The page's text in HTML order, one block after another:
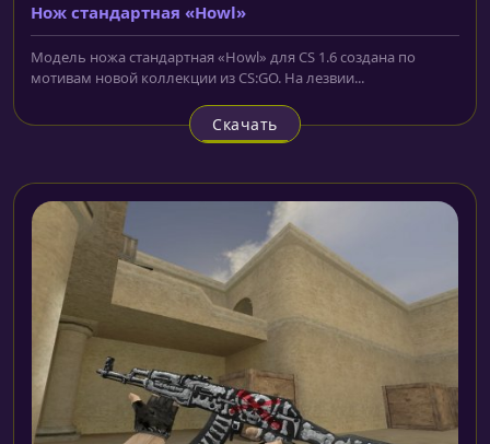
Нож cтандартная «Howl»
Модель ножа cтандартная «Howl» для CS 1.6 создана по
мотивам новой коллекции из CS:GO. На лезвии...
Скачать